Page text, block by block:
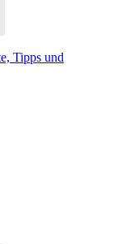
Tipps und